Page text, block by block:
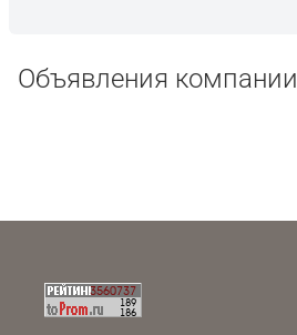
Объявления компании